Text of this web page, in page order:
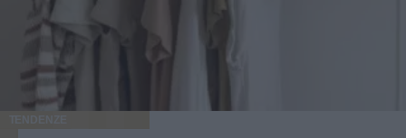
TENDENZE